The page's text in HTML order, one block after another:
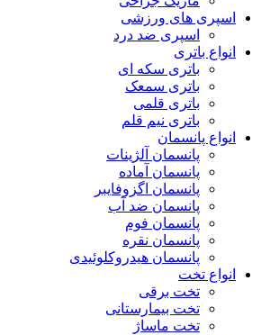
اسپری های ورزشی
اسپری ضد درد
انواع باتری
باتری سکه ای
باتری سمعک
باتری قلمی
باتری نیم قلم
انواع پانسمان
پانسمان آلژینات
پانسمان آماده
پانسمان اگزوفایبر
پانسمان ضد آب
پانسمان فوم
پانسمان نقره
پانسمان هیدروکلوئیدی
انواع تخت
تخت برقی
تخت بیمارستانی
تخت ماساژ